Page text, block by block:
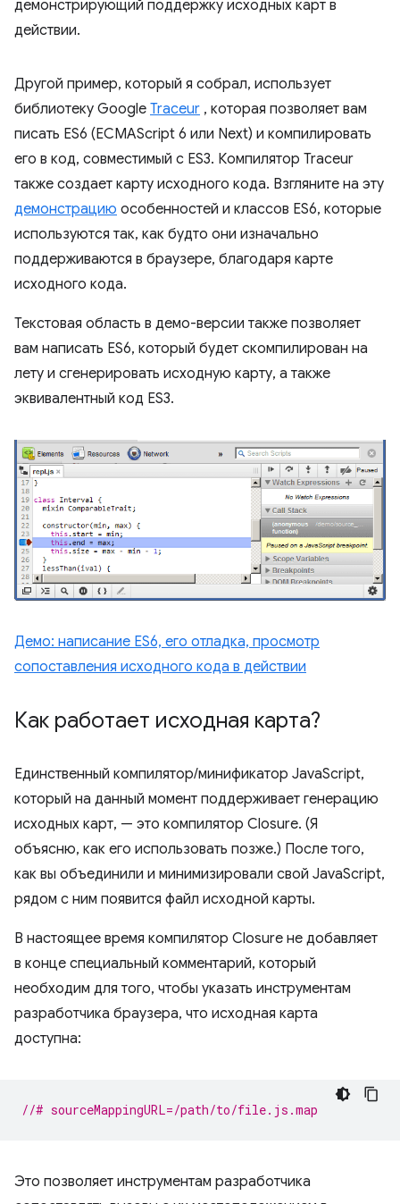
демонстрирующий поддержку исходных карт в
действии.
Другой пример, который я собрал, использует
библиотеку Google Traceur , которая позволяет вам
писать ES6 (ECMAScript 6 или Next) и компилировать
его в код, совместимый с ES3. Компилятор Traceur
также создает карту исходного кода. Взгляните на эту
демонстрацию особенностей и классов ES6, которые
используются так, как будто они изначально
поддерживаются в браузере, благодаря карте
исходного кода.
Текстовая область в демо-версии также позволяет
вам написать ES6, который будет скомпилирован на
лету и сгенерировать исходную карту, а также
эквивалентный код ES3.
Демо: написание ES6, его отладка, просмотр
сопоставления исходного кода в действии
Как работает исходная карта?
Единственный компилятор/минификатор JavaScript,
который на данный момент поддерживает генерацию
исходных карт, — это компилятор Closure. (Я
объясню, как его использовать позже.) После того,
как вы объединили и минимизировали свой JavaScript,
рядом с ним появится файл исходной карты.
В настоящее время компилятор Closure не добавляет
в конце специальный комментарий, который
необходим для того, чтобы указать инструментам
разработчика браузера, что исходная карта
доступна:
//# sourceMappingURL=/path/to/file.js.map
Это позволяет инструментам разработчика